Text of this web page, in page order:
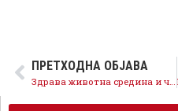
ПРЕТХОДНА ОБЈАВА
Здрава животна средина и чиста вода за сите, се реализира 31 проект за изградба и реконструкција на водоводни и канализациски мрежи